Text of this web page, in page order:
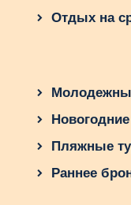
Отдых на
Пляжные
Раннее